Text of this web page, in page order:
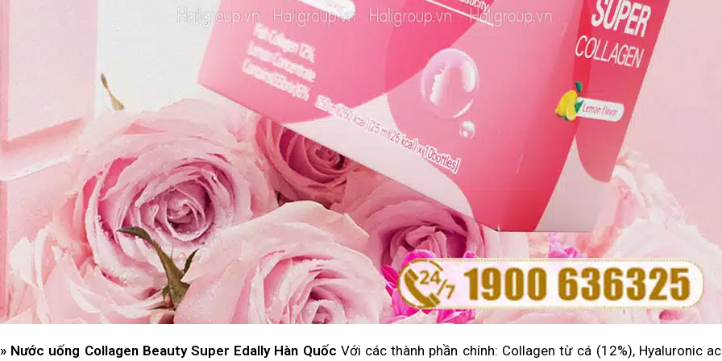
» Nước uống Collagen Beauty Super Edally Hàn Quốc Với các thành phần chính: Collagen từ cá (12%), Hyaluronic